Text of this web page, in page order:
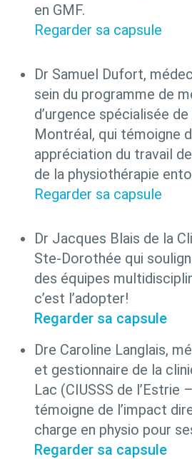
en GMF.
Regarder sa capsule
Dr Samuel Dufort,
sein du programme de
d’urgence spécialisée de
Montréal, qui témoigne
appréciation du travail
de la physiothérapie
Regarder sa capsule
Dr Jacques Blais de la
Ste-Dorothée qui
des équipes
c’est l’adopter!
Regarder sa capsule
Dre Caroline Langlais,
et gestionnaire de la
Lac (CIUSSS de l’Estrie
témoigne de l’impact
charge en physio pour
Regarder sa capsule